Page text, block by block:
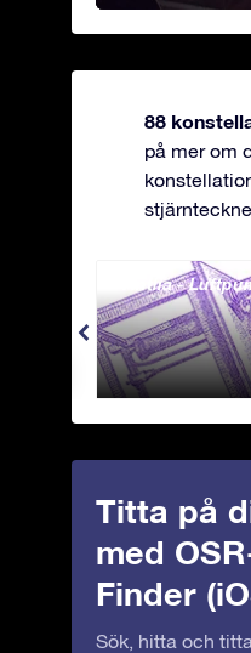
88
på mer om
Antlia -
Titta på
med
Finder
Sök, hitta och